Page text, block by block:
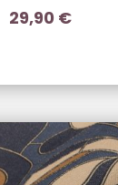
29,90 €